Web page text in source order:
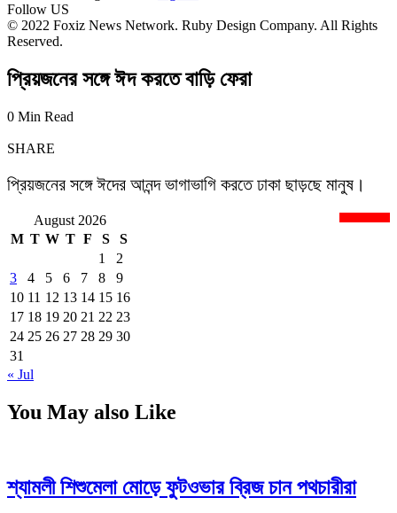
Follow US
© 2022 Foxiz News Network. Ruby Design Company. All Rights
Reserved.
প্রিয়জনের সঙ্গে ঈদ করতে বাড়ি ফেরা
0 Min Read
SHARE
প্রিয়জনের সঙ্গে ঈদের আনন্দ ভাগাভাগি করতে ঢাকা ছাড়ছে মানুষ।
August 2026
M T W T F S
S
1
2
3
4 5 6 7 8
9
10 11 12 13 14 15 16
17 18 19 20 21 22 23
24 25 26 27 28 29 30
31
« Jul
You May also Like
শ্যামলী শিশুমেলা মোড়ে ফুটওভার ব্রিজ চান পথচারীরা